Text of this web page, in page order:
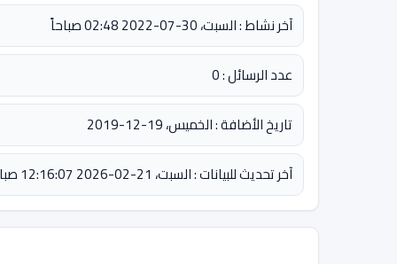
آخر نشاط : السبت، 30-07-2022 02:48 صباحاً
عدد الرسائل : 0
تاريخ الأضافة : الخميس، 19-12-2019
آخر تحديث للبيانات : السبت، 21-02-2026 12:16:07 صباحاً